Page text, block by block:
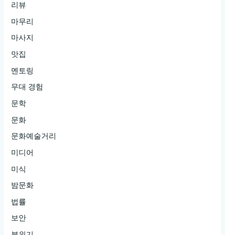
리뷰
마무리
마사지
맛집
멘토링
무대 경험
문학
문화
문화예술거리
미디어
미식
밤문화
법률
보안